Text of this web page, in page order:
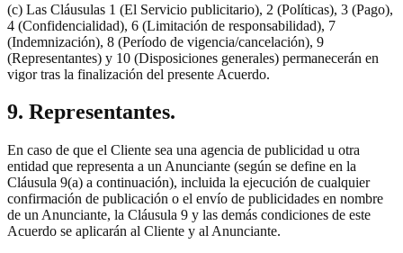
(c) Las Cláusulas 1 (El Servicio publicitario), 2 (Políticas), 3 (Pago),
4 (Confidencialidad), 6 (Limitación de responsabilidad), 7
(Indemnización), 8 (Período de vigencia/cancelación), 9
(Representantes) y 10 (Disposiciones generales) permanecerán en
vigor tras la finalización del presente Acuerdo.
9. Representantes.
En caso de que el Cliente sea una agencia de publicidad u otra
entidad que representa a un Anunciante (según se define en la
Cláusula 9(a) a continuación), incluida la ejecución de cualquier
confirmación de publicación o el envío de publicidades en nombre
de un Anunciante, la Cláusula 9 y las demás condiciones de este
Acuerdo se aplicarán al Cliente y al Anunciante.